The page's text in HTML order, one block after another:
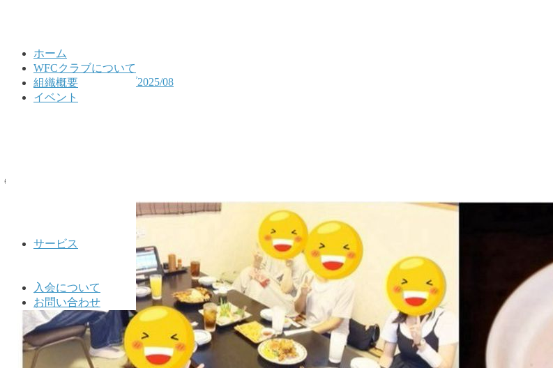
ホーム
WFCクラブについて
組織概要
イベント
サービス
入会について
お問い合わせ
HOME
公式LINEアーカイブ2025/08
2025/08/21